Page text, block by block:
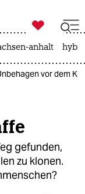

taz zahl ich
anhalt
vor dem
gefunden,
zu klonen.